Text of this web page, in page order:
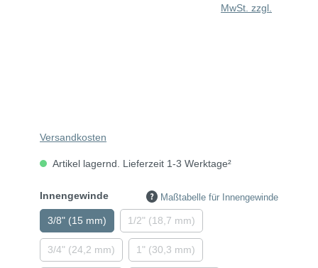
MwSt. zzgl.
Versandkosten
Artikel lagernd. Lieferzeit 1-3 Werktage²
Innengewinde Maßtabelle für Innengewinde
3/8" (15 mm) 1/2" (18,7 mm)
3/4" (24,2 mm) 1" (30,3 mm)